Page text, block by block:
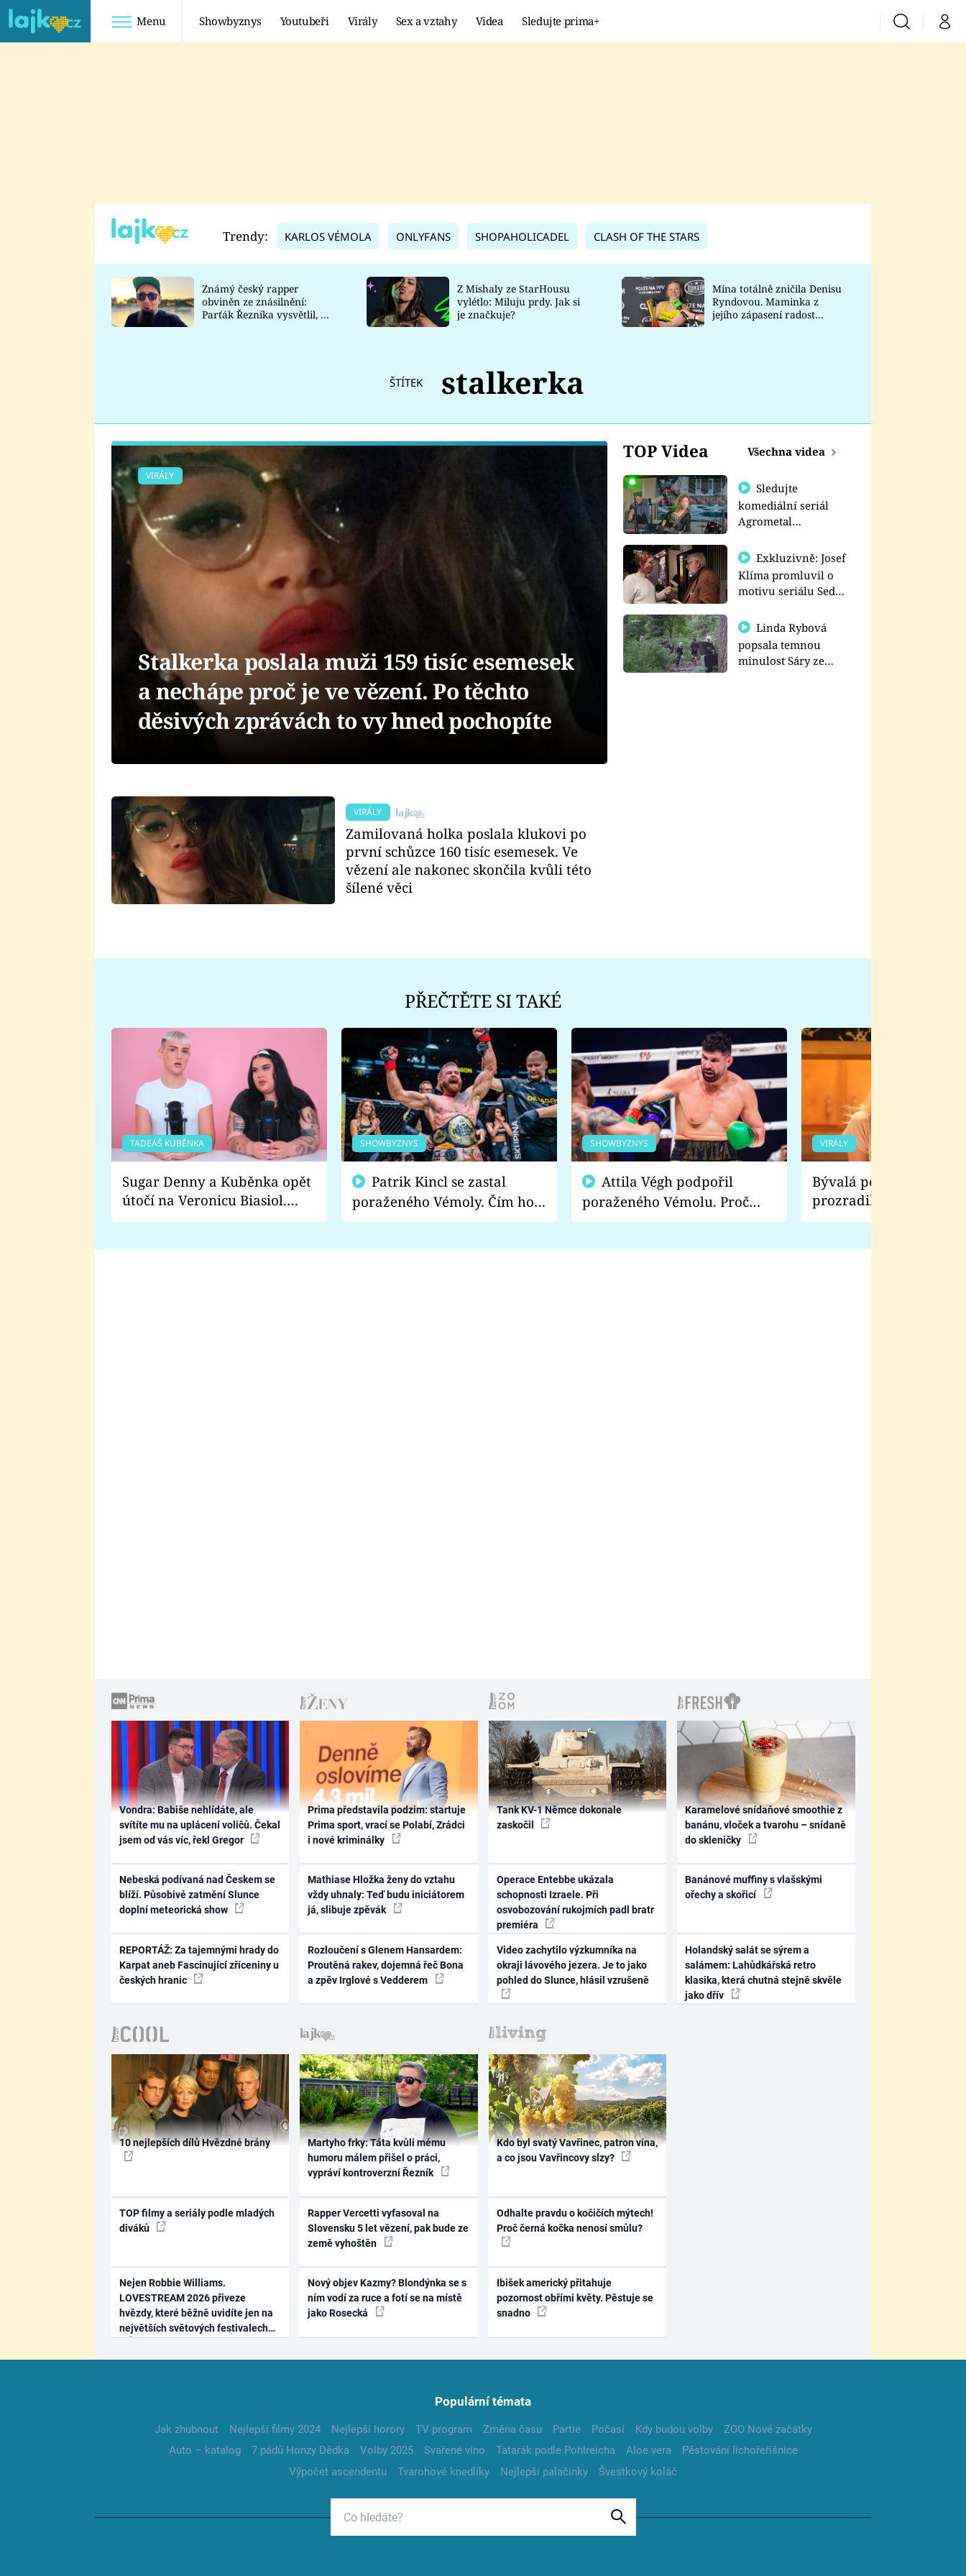
Menu Showbyznys Youtubeři Virály Sex a vztahy Videa Sledujte prima+ VyhledáváníMůj
TADEÁŠ KUBĚNKA
DATEL
Prima Lajk
Sledujte nás
Trendy: KARLOS VÉMOLA ONLYFANS SHOPAHOLICADEL CLASH OF THE STARS
Známý český rapper
obviněn ze znásilnění:
Parťák Řezníka vysvětlil, co
Z Mishaly ze StarHousu
vylétlo: Miluju prdy. Jak si
je značkuje?
Mína totálně zničila Denisu
Ryndovou. Maminka z
jejího zápasení radost
ŠTÍTEK stalkerka
TOP Videa Všechna videa
Sledujte
komediální seriál
Agrometal
prima+
Exkluzivně: Josef
Klíma promluvil o
motivu seriálu Sedm
Linda Rybová
popsala temnou
minulost Sáry ze
VIRÁLY
Stalkerka poslala muži 159 tisíc esemesek
a nechápe proč je ve vězení. Po těchto
děsivých zprávách to vy hned pochopíte
VIRÁLY
Zamilovaná holka poslala klukovi po
první schůzce 160 tisíc esemesek. Ve
vězení ale nakonec skončila kvůli této
šílené věci
PŘEČTĚTE SI TAKÉ
TADEÁŠ KUBĚNKA
Sugar Denny a Kuběnka opět
útočí na Veronicu Biasiol.
Proč je podle nich falešná a
SHOWBYZNYS
poraženého Vémoly. Čím ho
fanoušci naštvali?
SHOWBYZNYS
poraženého Vémolu. Proč
chce raději zápasit s ním než
VIRÁLY
Bývalá pornoherečka
prozradila, co ji
natáčení Euforie.
Vondra: Babiše nehlídáte, ale
svítíte mu na uplácení voličů. Čekal
jsem od vás víc, řekl Gregor
Nebeská podívaná nad Českem se
blíží. Působivé zatmění Slunce
doplní meteorická show
REPORTÁŽ: Za tajemnými hrady do
Karpat aneb Fascinující zříceniny u
českých hranic
Prima představila podzim: startuje
Prima sport, vrací se Polabí, Zrádci
i nové kriminálky
Mathiase Hložka ženy do vztahu
vždy uhnaly: Teď budu iniciátorem
já, slibuje zpěvák
Rozloučení s Glenem Hansardem:
Proutěná rakev, dojemná řeč Bona
a zpěv Irglové s Vedderem
Tank KV-1 Němce dokonale
zaskočil
Operace Entebbe ukázala
schopnosti Izraele. Při
osvobozování rukojmích padl bratr
premiéra
Video zachytilo výzkumníka na
okraji lávového jezera. Je to jako
pohled do Slunce, hlásil vzrušeně
Karamelové snídaňové smoothie z
banánu, vloček a tvarohu – snídaně
do skleničky
Banánové muffiny s vlašskými
ořechy a skořicí
Holandský salát se sýrem a
salámem: Lahůdkářská retro
klasika, která chutná stejně skvěle
jako dřív
10 nejlepších dílů Hvězdné brány
TOP filmy a seriály podle mladých
diváků
Nejen Robbie Williams.
LOVESTREAM 2026 přiveze
hvězdy, které běžně uvidíte jen na
největších světových festivalech
Martyho frky: Táta kvůli mému
humoru málem přišel o práci,
vypráví kontroverzní Řezník
Rapper Vercetti vyfasoval na
Slovensku 5 let vězení, pak bude ze
země vyhoštěn
Nový objev Kazmy? Blondýnka se s
ním vodí za ruce a fotí se na místě
jako Rosecká
Kdo byl svatý Vavřinec, patron vína,
a co jsou Vavřincovy slzy?
Odhalte pravdu o kočičích mýtech!
Proč černá kočka nenosí smůlu?
Ibišek americký přitahuje
pozornost obřími květy. Pěstuje se
snadno
Populární témata
Jak zhubnout Nejlepší filmy 2024 Nejlepší horory TV program Změna času Partie Počasí Kdy budou volby
ZOO Nové začátky
Auto – katalog
7 pádů Honzy Dědka Volby 2025 Svařené víno Tatarák podle Pohlreicha Aloe vera
Pěstování lichořeřišnice
Výpočet ascendentu
Tvarohové knedlíky Nejlepší palačinky Švestkový koláč